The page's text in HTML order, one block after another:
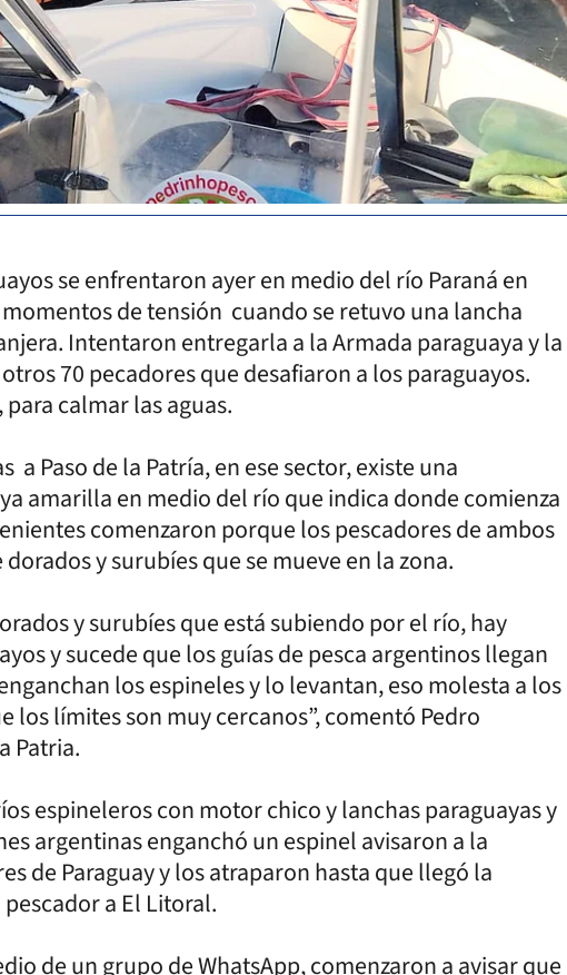
se enfrentaron ayer en medio del río Paraná en
de tensión cuando se retuvo una lancha
Intentaron entregarla a la Armada paraguaya y la
70 pecadores que desafiaron a los paraguayos.
calmar las aguas.
Paso de la Patría, en ese sector, existe una
amarilla en medio del río que indica donde comienza
comenzaron porque los pescadores de ambos
y surubíes que se mueve en la zona.
y surubíes que está subiendo por el río, hay
y sucede que los guías de pesca argentinos llegan
los espineles y lo levantan, eso molesta a los
los límites son muy cercanos”, comentó Pedro
Patria.
espineleros con motor chico y lanchas paraguayas y
argentinas enganchó un espinel avisaron a la
de Paraguay y los atraparon hasta que llegó la
a El Litoral.
de un grupo de WhatsApp, comenzaron a avisar que